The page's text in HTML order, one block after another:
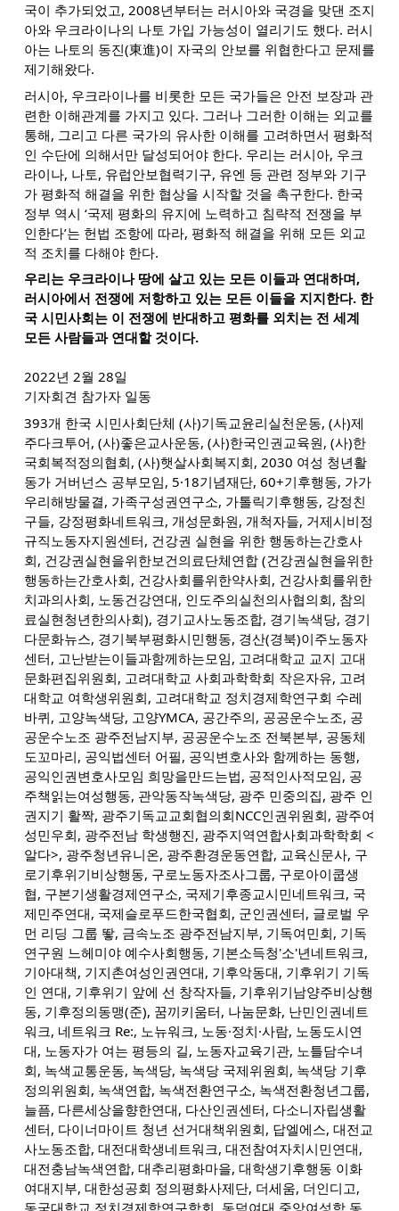
국이 추가되었고, 2008년부터는 러시아와 국경을 맞댄 조지
아와 우크라이나의 나토 가입 가능성이 열리기도 했다. 러시
아는 나토의 동진(東進)이 자국의 안보를 위협한다고 문제를
제기해왔다.
러시아, 우크라이나를 비롯한 모든 국가들은 안전 보장과 관
련한 이해관계를 가지고 있다. 그러나 그러한 이해는 외교를
통해, 그리고 다른 국가의 유사한 이해를 고려하면서 평화적
인 수단에 의해서만 달성되어야 한다. 우리는 러시아, 우크
라이나, 나토, 유럽안보협력기구, 유엔 등 관련 정부와 기구
가 평화적 해결을 위한 협상을 시작할 것을 촉구한다. 한국
정부 역시 ‘국제 평화의 유지에 노력하고 침략적 전쟁을 부
인한다’는 헌법 조항에 따라, 평화적 해결을 위해 모든 외교
적 조치를 다해야 한다.
우리는 우크라이나 땅에 살고 있는 모든 이들과 연대하며,
러시아에서 전쟁에 저항하고 있는 모든 이들을 지지한다. 한
국 시민사회는 이 전쟁에 반대하고 평화를 외치는 전 세계
모든 사람들과 연대할 것이다.
2022년 2월 28일
기자회견 참가자 일동
393개 한국 시민사회단체 (사)기독교윤리실천운동, (사)제
주다크투어, (사)좋은교사운동, (사)한국인권교육원, (사)한
국회복적정의협회, (사)햇살사회복지회, 2030 여성 청년활
동가 거버넌스 공부모임, 5·18기념재단, 60+기후행동, 가가
우리해방물결, 가족구성권연구소, 가톨릭기후행동, 강정친
구들, 강정평화네트워크, 개성문화원, 개척자들, 거제시비정
규직노동자지원센터, 건강권 실현을 위한 행동하는간호사
회, 건강권실현을위한보건의료단체연합 (건강권실현을위한
행동하는간호사회, 건강사회를위한약사회, 건강사회를위한
치과의사회, 노동건강연대, 인도주의실천의사협의회, 참의
료실현청년한의사회), 경기교사노동조합, 경기녹색당, 경기
다문화뉴스, 경기북부평화시민행동, 경산(경북)이주노동자
센터, 고난받는이들과함께하는모임, 고려대학교 교지 고대
문화편집위원회, 고려대학교 사회과학학회 작은자유, 고려
대학교 여학생위원회, 고려대학교 정치경제학연구회 수레
바퀴, 고양녹색당, 고양YMCA, 공간주의, 공공운수노조, 공
공운수노조 광주전남지부, 공공운수노조 전북본부, 공동체
도꼬마리, 공익법센터 어필, 공익변호사와 함께하는 동행,
공익인권변호사모임 희망을만드는법, 공적인사적모임, 공
주책읽는여성행동, 관악동작녹색당, 광주 민중의집, 광주 인
권지기 활짝, 광주기독교교회협의회NCC인권위원회, 광주여
성민우회, 광주전남 학생행진, 광주지역연합사회과학학회 <
알다>, 광주청년유니온, 광주환경운동연합, 교육신문사, 구
로기후위기비상행동, 구로노동자조사그룹, 구로아이쿱생
협, 구본기생활경제연구소, 국제기후종교시민네트워크, 국
제민주연대, 국제슬로푸드한국협회, 군인권센터, 글로벌 우
먼 리딩 그룹 뙇, 금속노조 광주전남지부, 기독여민회, 기독
연구원 느헤미야 예수사회행동, 기본소득청'소'년네트워크,
기아대책, 기지촌여성인권연대, 기후악동대, 기후위기 기독
인 연대, 기후위기 앞에 선 창작자들, 기후위기남양주비상행
동, 기후정의동맹(준), 꿈끼키움터, 나눔문화, 난민인권네트
워크, 네트워크 Re:, 노뉴워크, 노동·정치·사람, 노동도시연
대, 노동자가 여는 평등의 길, 노동자교육기관, 노틀담수녀
회, 녹색교통운동, 녹색당, 녹색당 국제위원회, 녹색당 기후
정의위원회, 녹색연합, 녹색전환연구소, 녹색전환청년그룹,
늘픔, 다른세상을향한연대, 다산인권센터, 다소니자립생활
센터, 다이너마이트 청년 선거대책위원회, 답엘에스, 대전교
사노동조합, 대전대학생네트워크, 대전참여자치시민연대,
대전충남녹색연합, 대추리평화마을, 대학생기후행동 이화
여대지부, 대한성공회 정의평화사제단, 더세움, 더인디고,
동국대학교 정치경제학연구학회, 동덕여대 중앙여성학 동